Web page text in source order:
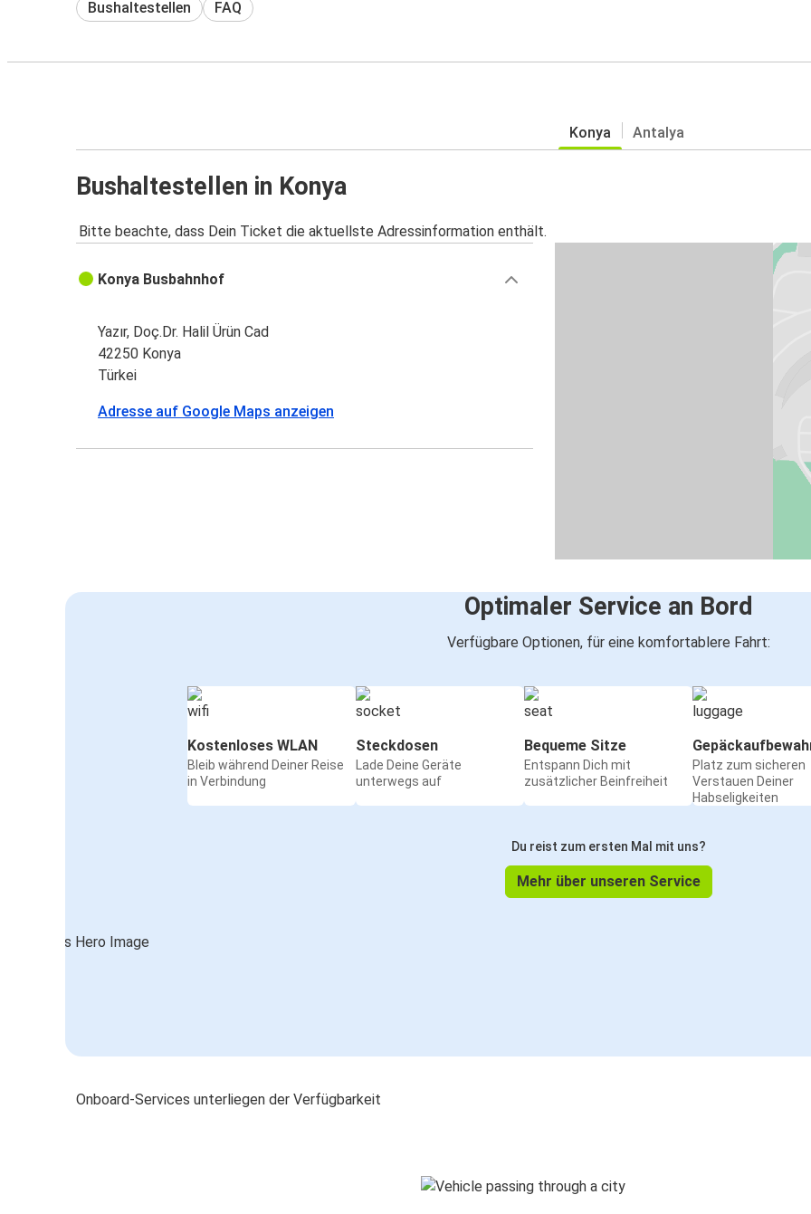
Bushaltestellen FAQ
Konya Antalya
Bushaltestellen in Konya
Bitte beachte, dass Dein Ticket die aktuellste Adressinformation enthält.
Konya Busbahnhof
Yazır, Doç.Dr. Halil Ürün Cad
42250 Konya
Türkei
Adresse auf Google Maps anzeigen
Optimaler Service an Bord
Verfügbare Optionen, für eine komfortablere Fahrt:
Kostenloses WLAN
Bleib während Deiner Reise
in Verbindung
Steckdosen
Lade Deine Geräte
unterwegs auf
Bequeme Sitze
Entspann Dich mit
zusätzlicher Beinfreiheit
Platz zum sicheren
Verstauen Deiner
Habseligkeiten
Du reist zum ersten Mal mit uns?
Mehr über unseren Service
Onboard-Services unterliegen der Verfügbarkeit